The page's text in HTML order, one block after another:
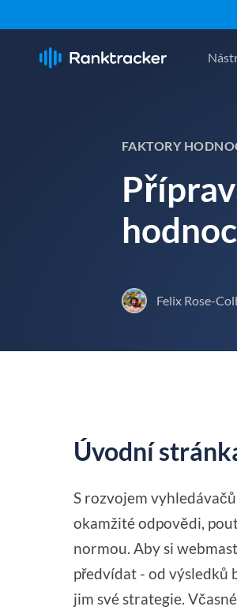
FAKTORY
Felix Rose-
Úvodní
S rozvojem
okamžité odpovědi,
normou. Aby si
předvídat - od výsledků
jim své strategie.